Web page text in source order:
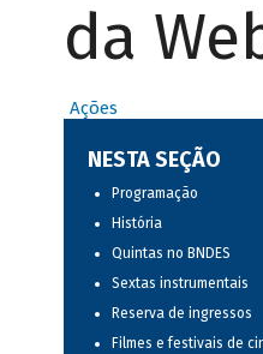
da
Ações
NESTA SEÇÃO
Programação
História
Quintas no BNDES
Sextas instrumentais
Reserva de ingressos
Filmes e festivais de